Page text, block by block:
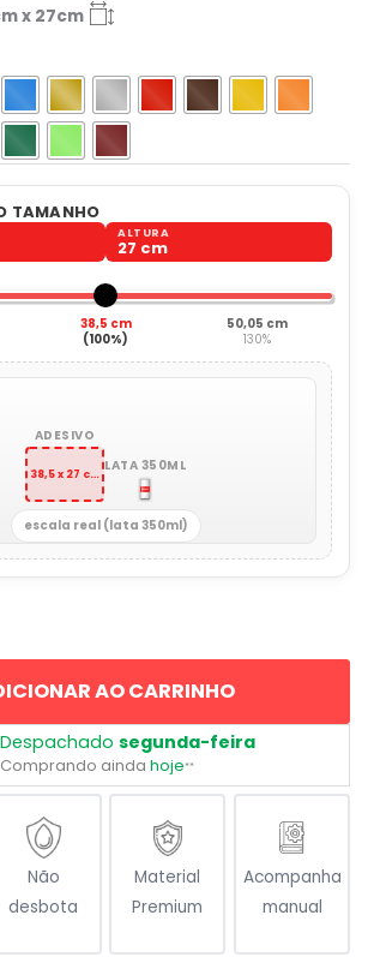
x 27cm
TAMANHO
ALTURA
27 cm
38,5 cm
(100%)
50,05 cm
130%
ADESIVO
38,5 x 27 cm LATA 350ML
escala real (lata 350ml)
AO CARRINHO
Despachado segunda-feira
Comprando ainda hoje**
Não
desbota
Material
Premium
Acompanha
manual